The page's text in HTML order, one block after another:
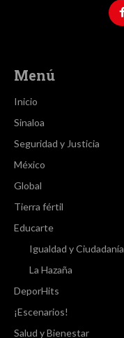
Menú
Inicio
Sinaloa
Seguridad y Justicia
México
Global
Tierra fértil
Educarte
Igualdad y Ciudadanía
La Hazaña
DeporHits
¡Escenarios!
Salud y Bienestar